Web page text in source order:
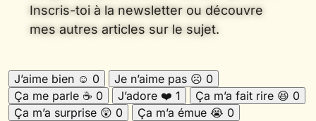
Inscris-toi à la newsletter ou découvre
mes autres articles sur le sujet.
J’aime bien ☺️ 0 Je n’aime pas ☹️ 0
Ça me parle ☕ 0 J’adore ❤️ 1 Ça m’a fait rire 😆 0
Ça m’a surprise 😲 0 Ça m’a émue 😭 0